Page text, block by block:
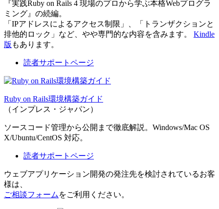
『実践Ruby on Rails 4 現場のプロから学ぶ本格Webプログラ
ミング』の続編。
「IPアドレスによるアクセス制限」、「トランザクションと
排他的ロック」など、やや専門的な内容を含みます。 Kindle
版 もあります。
読者サポートページ
Ruby on Rails環境構築ガイド
（インプレス・ジャパン）
ソースコード管理から公開まで徹底解説。Windows/Mac OS
X/Ubuntu/CentOS 対応。
読者サポートページ
ウェブアプリケーション開発の発注先を検討されているお客
様は、
ご相談フォーム をご利用ください。